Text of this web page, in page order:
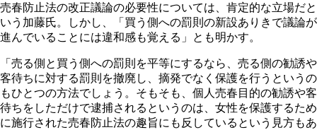
売春防止法の改正議論の必要性については、肯定的な立場だと
いう加藤氏。しかし、「買う側への罰則の新設ありきで議論が
進んでいることには違和感も覚える」とも明かす。
「売る側と買う側への罰則を平等にするなら、売る側の勧誘や
客待ちに対する罰則を撤廃し、摘発でなく保護を行うというの
もひとつの方法でしょう。そもそも、個人売春目的の勧誘や客
待ちをしただけで逮捕されるというのは、女性を保護するため
に施行された売春防止法の趣旨にも反しているという見方もあ